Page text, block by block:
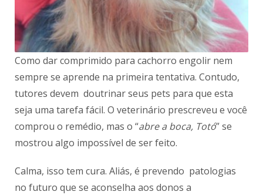
Como dar comprimido para cachorro engolir nem
sempre se aprende na primeira tentativa. Contudo,
tutores devem doutrinar seus pets para que esta
seja uma tarefa fácil. O veterinário prescreveu e você
comprou o remédio, mas o “abre a boca, Totó” se
mostrou algo impossível de ser feito.
Calma, isso tem cura. Aliás, é prevendo patologias
no futuro que se aconselha aos donos a